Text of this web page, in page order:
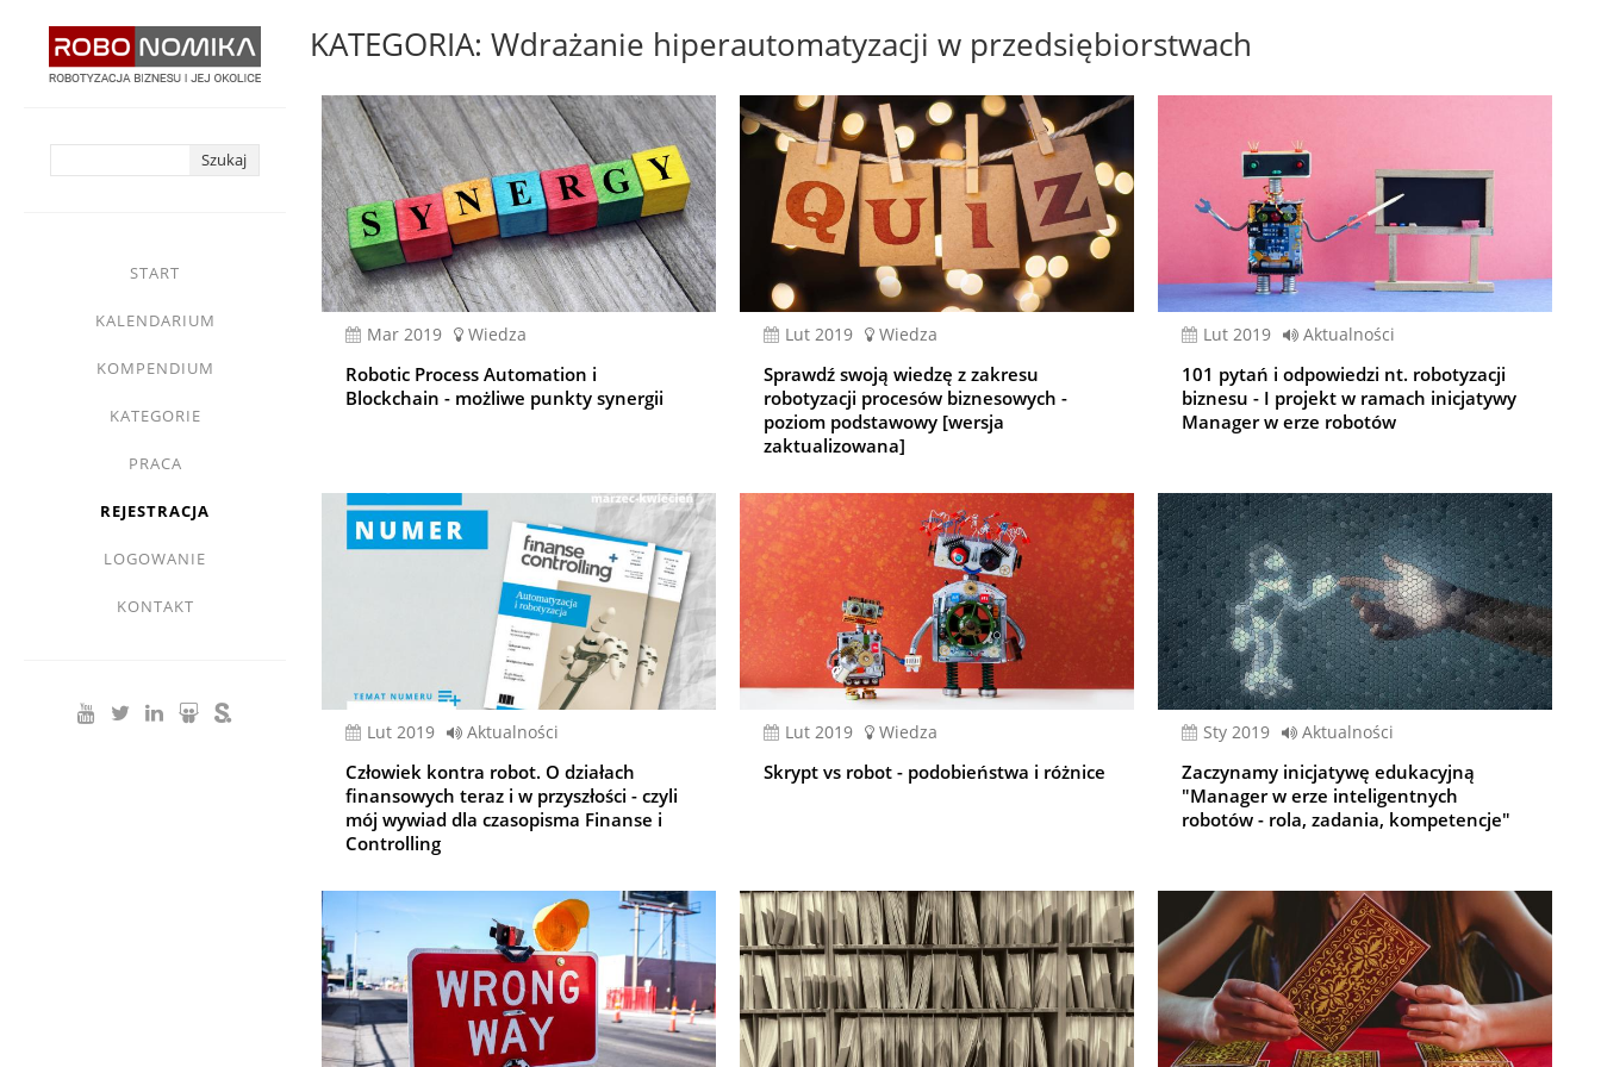
START
KALENDARIUM
KOMPENDIUM
KATEGORIE
PRACA
REJESTRACJA
LOGOWANIE
KONTAKT
KATEGORIA: Wdrażanie hiperautomatyzacji w przedsiębiorstwach
mar 2019 Wiedza
Robotic Process Automation i
Blockchain - możliwe punkty synergii
lut 2019 Wiedza
Sprawdź swoją wiedzę z zakresu
robotyzacji procesów biznesowych -
poziom podstawowy [wersja
zaktualizowana]
lut 2019 Aktualności
101 pytań i odpowiedzi nt. robotyzacji
biznesu - I projekt w ramach inicjatywy
Manager w erze robotów
lut 2019 Aktualności
Człowiek kontra robot. O działach
finansowych teraz i w przyszłości - czyli
mój wywiad dla czasopisma Finanse i
Controlling
lut 2019 Wiedza
Skrypt vs robot - podobieństwa i różnice
sty 2019 Aktualności
Zaczynamy inicjatywę edukacyjną
"Manager w erze inteligentnych
robotów - rola, zadania, kompetencje"